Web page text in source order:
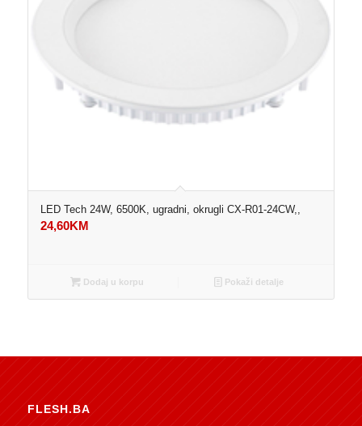
LED Tech 24W, 6500K, ugradni, okrugli CX-R01-24CW,,
24,60KM
Dodaj u korpu Pokaži detalje
FLESH.BA